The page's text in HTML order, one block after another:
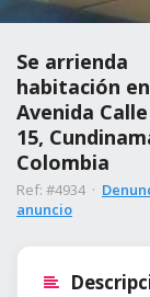
Se arrienda
habitación en
Avenida
15,
Colombia
Ref: #4934 ·
anuncio